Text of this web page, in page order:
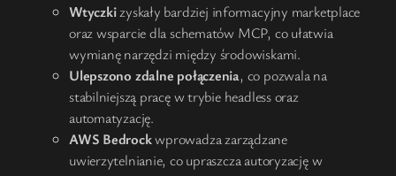
Wtyczkizyskały bardziej informacyjny marketplace
oraz wsparcie dla schematów MCP, co ułatwia
wymianę narzędzi między środowiskami.
Ulepszono zdalne połączenia, co pozwala na
stabilniejszą pracę w trybie headless oraz
automatyzację.
AWS Bedrockwprowadza zarządzane
uwierzytelnianie, co upraszcza autoryzację w